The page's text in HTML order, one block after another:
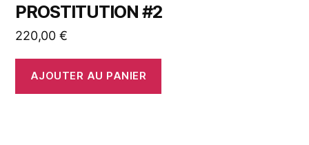
PROSTITUTION #2
220,00 €
AJOUTER AU PANIER